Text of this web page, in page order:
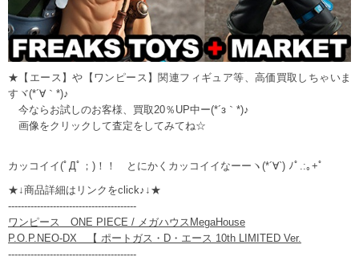
★【エース】や【ワンピース】関連フィギュア等、高価買取しちゃいま
すヾ(*´∀｀*)♪
今ならお試しのお客様、買取20％UP中ー(*´з｀*)♪
画像をクリックして査定をしてみてね☆
カッコイイ(ﾟДﾟ；)！！ とにかくカッコイイなーーヽ(*´∀`) ﾉﾟ.:｡+ﾟ
★↓商品詳細はリンクをclick♪↓★
----------------------------------------
ワンピース ONE PIECE / メガハウスMegaHouse
P.O.P.NEO-DX 【 ポートガス・D・エース 10th LIMITED Ver.
----------------------------------------